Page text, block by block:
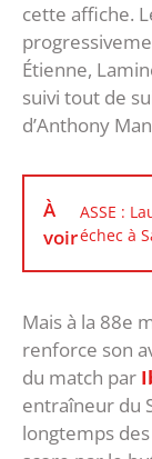
cette affiche.
Étienne,
suivi tout de
d’Anthony
À
voir
ASSE :
échec à
Mais à la 88e
renforce son
du match par
entraîneur du
longtemps